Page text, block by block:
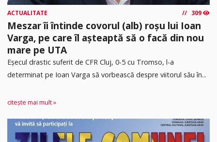
ACTUALITATE 309
Meszar îi întinde covorul (alb) roșu lui Ioan
Varga, pe care îl așteaptă să o facă din nou
mare pe UTA
Eșecul drastic suferit de CFR Cluj, 0-5 cu Tromso, l-a
determinat pe Ioan Varga să vorbească despre viitorul său în...
citește mai mult »